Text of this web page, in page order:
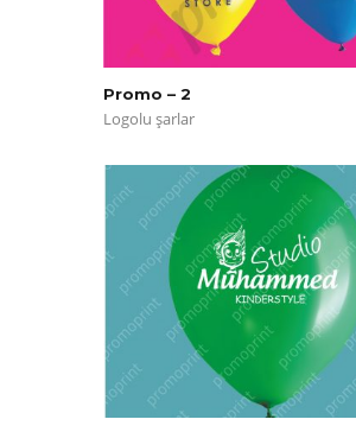
Promo – 2
Logolu şarlar